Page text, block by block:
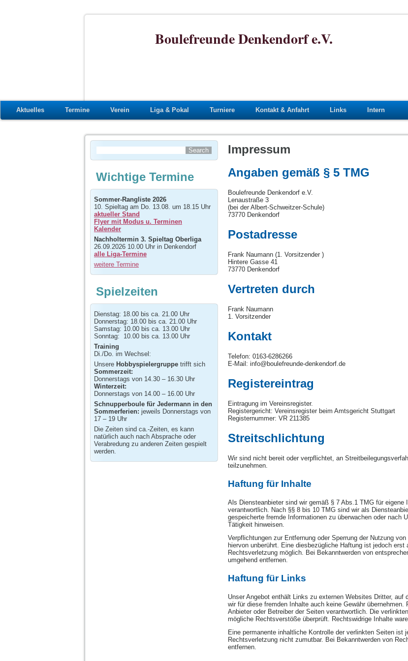
Boulefreunde Denkendorf e.V.
Aktuelles Termine Verein Liga & Pokal Turniere Kontakt & Anfahrt Links Intern
Wichtige Termine
Sommer-Rangliste 2026
10. Spieltag am Do. 13.08. um 18.15 Uhr
aktueller Stand
Flyer mit Modus u. Terminen
Kalender
Nachholtermin 3. Spieltag Oberliga
26.09.2026 10.00 Uhr in Denkendorf
alle Liga-Termine
weitere Termine
Spielzeiten
Dienstag: 18.00 bis ca. 21.00 Uhr
Donnerstag: 18.00 bis ca. 21.00 Uhr
Samstag: 10.00 bis ca. 13.00 Uhr
Sonntag: 10.00 bis ca. 13.00 Uhr
Training
Di./Do. im Wechsel:
Unsere Hobbyspielergruppe trifft sich
Sommerzeit:
Donnerstags von 14.30 – 16.30 Uhr
Winterzeit:
Donnerstags von 14.00 – 16.00 Uhr
Schnupperboule für Jedermann in den
Sommerferien: jeweils Donnerstags von
17 – 19 Uhr
Die Zeiten sind ca.-Zeiten, es kann
natürlich auch nach Absprache oder
Verabredung zu anderen Zeiten gespielt
werden.
Impressum
Angaben gemäß § 5 TMG
Boulefreunde Denkendorf e.V.
Lenaustraße 3
(bei der Albert-Schweitzer-Schule)
73770 Denkendorf
Postadresse
Frank Naumann (1. Vorsitzender )
Hintere Gasse 41
73770 Denkendorf
Vertreten durch
Frank Naumann
1. Vorsitzender
Kontakt
Telefon: 0163-6286266
E-Mail: info@boulefreunde-denkendorf.de
Registereintrag
Eintragung im Vereinsregister.
Registergericht: Vereinsregister beim Amtsgericht Stuttgart
Registernummer: VR 211385
Streitschlichtung
Wir sind nicht bereit oder verpflichtet, an
teilzunehmen.
Haftung für Inhalte
Als Diensteanbieter sind wir gemäß § 7 Abs.1 TMG für
verantwortlich. Nach §§ 8 bis 10 TMG sind wir als
gespeicherte fremde Informationen zu überwachen oder nach
Tätigkeit hinweisen.
Verpflichtungen zur Entfernung oder Sperrung der Nutzung
hiervon unberührt. Eine diesbezügliche Haftung ist jedoch
Rechtsverletzung möglich. Bei Bekanntwerden von
umgehend entfernen.
Haftung für Links
Unser Angebot enthält Links zu externen Websites Dritter,
wir für diese fremden Inhalte auch keine Gewähr
Anbieter oder Betreiber der Seiten verantwortlich. Die
mögliche Rechtsverstöße überprüft. Rechtswidrige Inhalte
Eine permanente inhaltliche Kontrolle der verlinkten Seiten ist
Rechtsverletzung nicht zumutbar. Bei Bekanntwerden von
entfernen.